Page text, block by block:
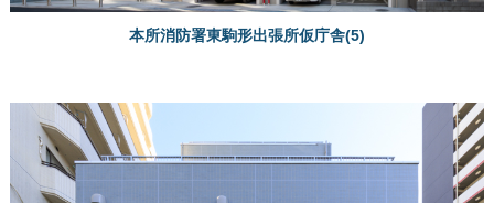
本所消防署東駒形出張所仮庁舎(5)